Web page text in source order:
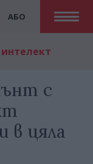
АБО
с
в цяла